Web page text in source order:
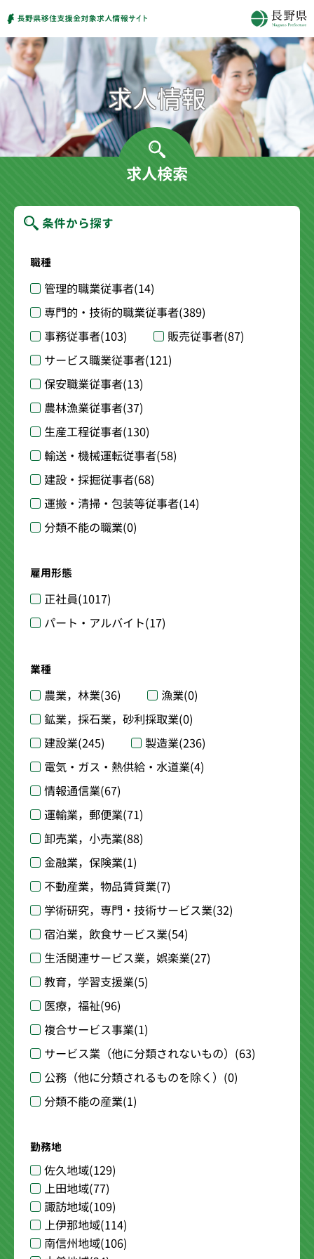
求人検索
条件から探す
職種
管理的職業従事者(14)
専門的・技術的職業従事者(389)
事務従事者(103) 販売従事者(87)
サービス職業従事者(121)
保安職業従事者(13)
農林漁業従事者(37)
生産工程従事者(130)
輸送・機械運転従事者(58)
建設・採掘従事者(68)
運搬・清掃・包装等従事者(14)
分類不能の職業(0)
雇用形態
正社員(1017)
パート・アルバイト(17)
業種
農業，林業(36) 漁業(0)
鉱業，採石業，砂利採取業(0)
建設業(245) 製造業(236)
電気・ガス・熱供給・水道業(4)
情報通信業(67)
運輸業，郵便業(71)
卸売業，小売業(88)
金融業，保険業(1)
不動産業，物品賃貸業(7)
学術研究，専門・技術サービス業(32)
宿泊業，飲食サービス業(54)
生活関連サービス業，娯楽業(27)
教育，学習支援業(5)
医療，福祉(96)
複合サービス事業(1)
サービス業（他に分類されないもの） (63)
公務（他に分類されるものを除く） (0)
分類不能の産業(1)
勤務地
佐久地域(129)
上田地域(77)
諏訪地域(109)
上伊那地域(114)
南信州地域(106)